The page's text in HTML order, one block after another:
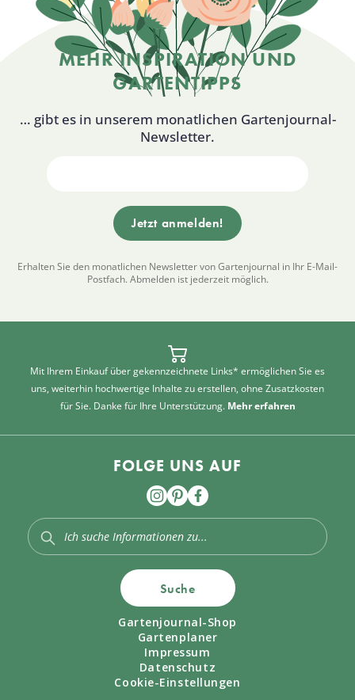
MEHR INSPIRATION UND
GARTENTIPPS
… gibt es in unserem monatlichen Gartenjournal-
Newsletter.
Erhalten Sie den monatlichen Newsletter von Gartenjournal in Ihr E-Mail-
Postfach. Abmelden ist jederzeit möglich.
Mit Ihrem Einkauf über gekennzeichnete Links* ermöglichen Sie es
uns, weiterhin hochwertige Inhalte zu erstellen, ohne Zusatzkosten
für Sie. Danke für Ihre Unterstützung. Mehr erfahren
FOLGE UNS AUF
Suche
Gartenjournal-Shop
Gartenplaner
Impressum
Datenschutz
Cookie-Einstellungen